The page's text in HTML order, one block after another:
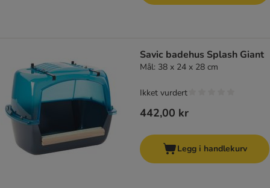
Savic badehus Splash Giant
Mål: 38 x 24 x 28 cm
442,00 kr
Ikket vurdert
Legg i handlekurv